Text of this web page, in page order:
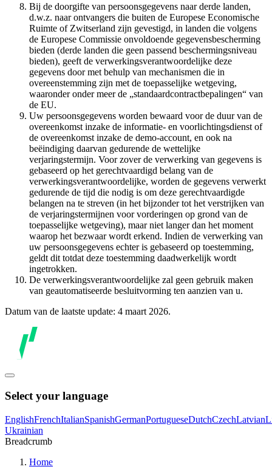
Bij de doorgifte van persoonsgegevens naar derde landen,
d.w.z. naar ontvangers die buiten de Europese Economische
Ruimte of Zwitserland zijn gevestigd, in landen die volgens
de Europese Commissie onvoldoende gegevensbescherming
bieden (derde landen die geen passend beschermingsniveau
bieden), geeft de verwerkingsverantwoordelijke deze
gegevens door met behulp van mechanismen die in
overeenstemming zijn met de toepasselijke wetgeving,
waaronder onder meer de „standaardcontractbepalingen“ van
de EU.
Uw persoonsgegevens worden bewaard voor de duur van de
overeenkomst inzake de informatie- en voorlichtingsdienst of
de overeenkomst inzake de demo-account, en ook na
beëindiging daarvan gedurende de wettelijke
verjaringstermijn. Voor zover de verwerking van gegevens is
gebaseerd op het gerechtvaardigd belang van de
verwerkingsverantwoordelijke, worden de gegevens verwerkt
gedurende de tijd die nodig is om deze gerechtvaardigde
belangen na te streven (in het bijzonder tot het verstrijken van
de verjaringstermijnen voor vorderingen op grond van de
toepasselijke wetgeving), maar niet langer dan het moment
waarop het bezwaar wordt erkend. Indien de verwerking van
uw persoonsgegevens echter is gebaseerd op toestemming,
geldt dit totdat deze toestemming daadwerkelijk wordt
ingetrokken.
De verwerkingsverantwoordelijke zal geen gebruik maken
van geautomatiseerde besluitvorming ten aanzien van u.
Datum van de laatste update: 4 maart 2026.
Select your language
EnglishFrenchItalianSpanishGermanPortugueseDutchCzechLatvian
Ukrainian
Breadcrumb
Home